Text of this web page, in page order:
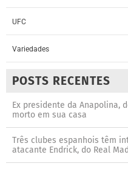
UFC
Variedades
POSTS RECENTES
Ex presidente da Anapolina,
morto em sua casa
Três clubes espanhois têm
atacante Endrick, do Real